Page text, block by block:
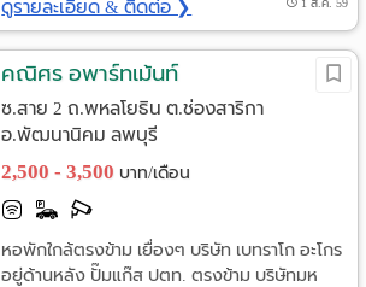
ดูรายละเอียด & ติดต่อ ❯ 1 ส.ค. 59
คณิศร อพาร์ทเม้นท์
ซ.สาย 2 ถ.พหลโยธิน ต.ช่องสาริกา
อ.พัฒนานิคม ลพบุรี
2,500 - 3,500 บาท/เดือน
หอพักใกล้ตรงข้าม เยื่องๆ บริษัท เบทราโก อะโกร
อยู่ด้านหลัง ปั๊มแก๊ส ปตท. ตรงข้าม บริษัทมห